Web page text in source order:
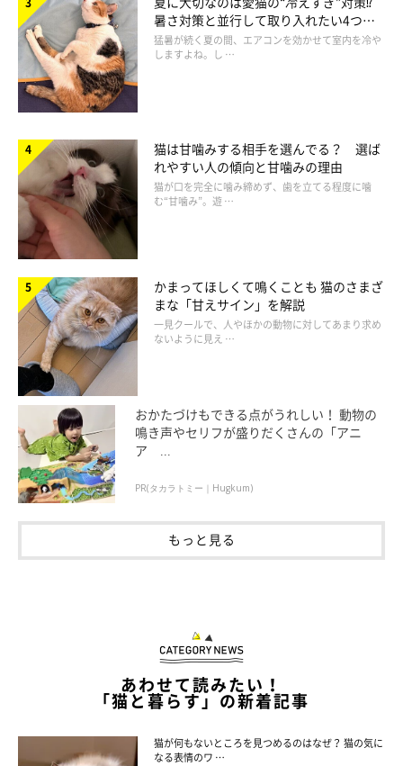
ものが多いです。 動物病院に連れて行ってあげてください。猫は
症状があまり目立たないことが多く、家で気づいたときには進行
していることもあります。
とくに胸全体に影響が出る喘息や胸水などは、胸やお腹を大きく
動かしたり、鼻を拡げて呼吸をするようにもなります。カゼをひ
いたことのない成猫が咳をしているときは、重篤な病気であるか
もしれません。
日頃から愛猫のいつもの正常の呼吸を把握しておき、おかしいよ
（監修：いぬのきもち・ねこのきもち獣医師相談室 担当獣医
師）
※記事と写真に関連性はありませんので予めご了承ください。
取材・文／sorami
暑さ対策と並行して取り入れたい4つの
工夫
猛暑が続く夏の間、エアコンを効かせて室内を冷や
しますよね。し …
猫は甘噛みする相手を選んでる？ 選ば
れやすい人の傾向と甘噛みの理由
猫が口を完全に噛み締めず、歯を立てる程度に噛
む“甘噛み”。遊 …
かまってほしくて鳴くことも 猫のさまざ
まな「甘えサイン」を解説
一見クールで、人やほかの動物に対してあまり求め
ないように見え …
おかたづけもできる点がうれしい！ 動物の
鳴き声やセリフが盛りだくさんの「アニ
ア ...
PR(タカラトミー｜Hugkum)
もっと見る
あわせて読みたい！
「猫と暮らす」の新着記事
猫が何もないところを見つめるのはなぜ？ 猫の気に
なる表情のワ …